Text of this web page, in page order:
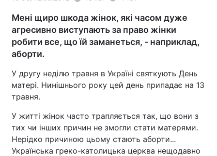
Мені щиро шкода жінок, які часом дуже
агресивно виступають за право жінки
робити все, що їй заманеться, - наприклад,
аборти.
У другу неділю травня в Україні святкують День
матері. Нинішнього року цей день припадає на 13
травня.
У житті жінок часто трапляється так, що вони з
тих чи інших причин не змогли стати матерями.
Нерідко причиною цьому стають аборти...
Українська греко-католицька церква нещодавно